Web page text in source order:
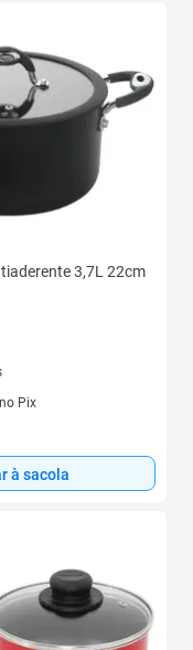
3,7L 22cm
no Pix
à sacola